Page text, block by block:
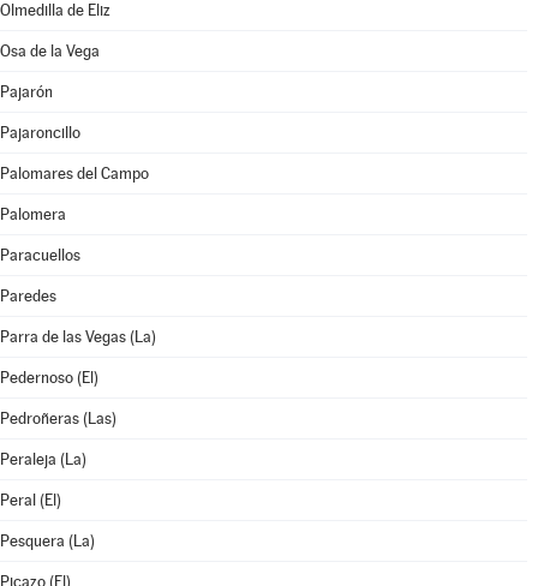
Olmedilla de Eliz
Osa de la Vega
Pajarón
Pajaroncillo
Palomares del Campo
Palomera
Paracuellos
Paredes
Parra de las Vegas (La)
Pedernoso (El)
Pedroñeras (Las)
Peraleja (La)
Peral (El)
Pesquera (La)
Picazo (El)